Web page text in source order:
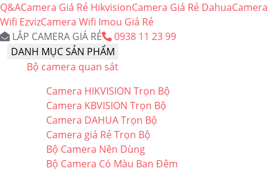
Q&ACamera Giá Rẻ HikvisionCamera Giá Rẻ DahuaCamera
Wifi EzvizCamera Wifi Imou Giá Rẻ
LẮP CAMERA GIÁ RẺ
0938 11 23 99
DANH MỤC SẢN PHẨM
Bộ camera quan sát
Camera HIKVISION Trọn Bộ
Camera KBVISION Trọn Bộ
Camera DAHUA Trọn Bộ
Camera giá Rẻ Trọn Bộ
Bộ Camera Nên Dùng
Bộ Camera Có Màu Ban Đêm